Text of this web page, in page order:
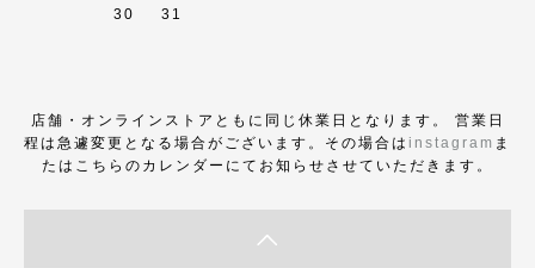
30 31
店舗・オンラインストアともに同じ休業日となります。 営業日
程は急遽変更となる場合がございます。その場合は instagram ま
たはこちらのカレンダーにてお知らせさせていただきます。